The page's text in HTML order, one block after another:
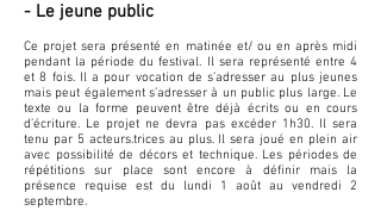
- Le jeune public
Ce projet sera présenté en matinée et/ ou en après midi
pendant la période du festival. Il sera représenté entre 4
et 8 fois. Il a pour vocation de s’adresser au plus jeunes
mais peut également s’adresser à un public plus large. Le
texte ou la forme peuvent être déjà écrits ou en cours
d’écriture. Le projet ne devra pas excéder 1h30. Il sera
tenu par 5 acteurs.trices au plus. Il sera joué en plein air
avec possibilité de décors et technique. Les périodes de
répétitions sur place sont encore à définir mais la
présence requise est du lundi 1 août au vendredi 2
septembre.